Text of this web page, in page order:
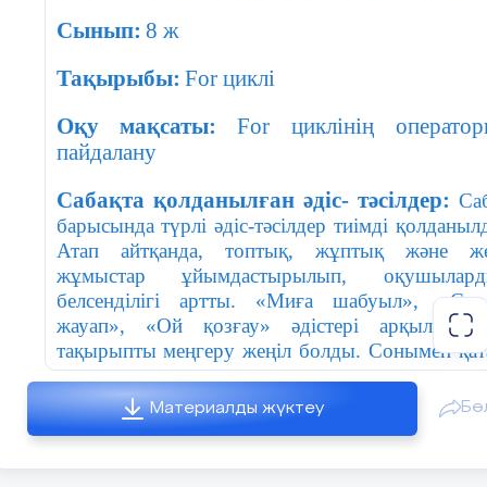
Сынып: 8 ж
Тақырыбы: For циклі
Оқу мақсаты:
For циклінің
пайдалану
Сабақта қолданылған әдіс- тәсілдер:
барысында түрлі әдіс-тәсілдер тиімді
Атап айтқанда, топтық, жұптық және
жұмыстар ұйымдастырылып,
белсенділігі артты. «Миға шабуыл»,
жауап», «Ой қозғау» әдістері арқылы
тақырыпты меңгеру жеңіл болды. Сонымен
сабақта жасанды интеллект
қолданылып, оқушылардың қызығушылығы
цифрлық дағдылары дамыды. «Бағдаршам»
бағалап, кері байланыс жасай алды. Сабақ
Материалды жүктеу